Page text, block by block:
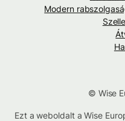
Modern
© Wise
Ezt a weboldalt a Wise